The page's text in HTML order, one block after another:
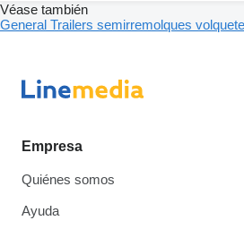
Véase también
General Trailers semirremolques
Empresa
Quiénes somos
Ayuda